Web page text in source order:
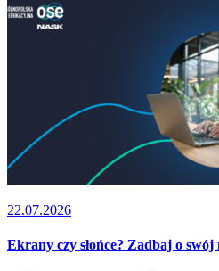
22.07.2026
Ekrany czy słońce? Zadbaj o swój